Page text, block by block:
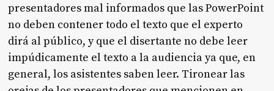
presentadores mal informados que las PowerPoint
no deben contener todo el texto que el experto
dirá al público, y que el disertante no debe leer
impúdicamente el texto a la audiencia ya que, en
general, los asistentes saben leer. Tironear las